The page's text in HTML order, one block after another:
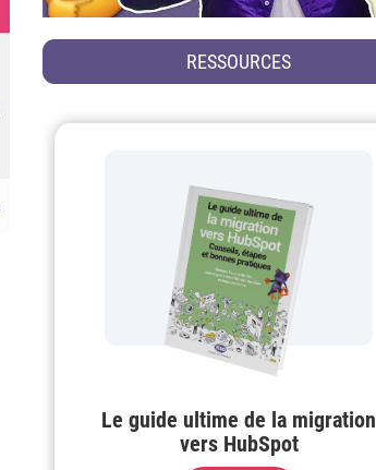
RESSOURCES
Le guide ultime de la migration
vers HubSpot